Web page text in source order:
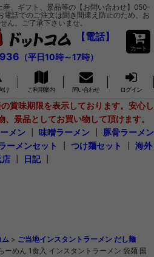
、ギフト、景品等の【お問い合わせ】050-
話でのご注文は聞き間違え防止のため、お
ん。ご了承下さいませ。
【電話】
（平日10時～17時）
カート
け ご利用案内 問い合わせ ログイン
賞味期限を表示しております。安心し
景品としてお買い物して頂けます。
メン 味噌ラーメン
豚骨ラーメン
ーメンセット つけ麺セット
海外
店
日記┃
ム > ご当地インスタントラーメン だし麺
ーめん 1食入 インスタントラーメン 袋麺 国